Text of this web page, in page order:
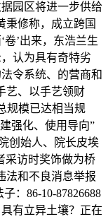
园区将进一步供给
秉修称，成立跨国
’出来，东浩兰生
认为具有奇特劣
令系统、的营商和
艺、以手艺领财
规模已达相当规
强化、使用导向”
创始人、院长皮埃
采访时奖饰做为桥
法和不良消息举报
：86-10-87826688
有立异土壤？正在